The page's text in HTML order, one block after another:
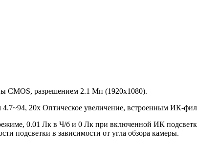
CMOS, разрешением 2.1 Мп (1920x1080).
20x Оптическое увеличение, встроенным ИК-
0.01 Лк в Ч/б и 0 Лк при включенной ИК
подсветки в зависимости от угла обзора камеры.